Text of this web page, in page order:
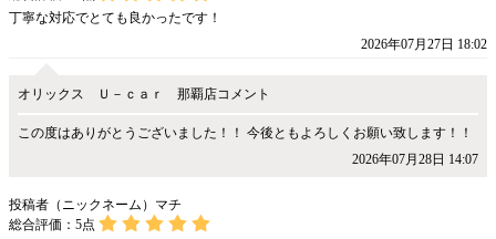
丁寧な対応でとても良かったです！
2026年07月27日 18:02
オリックス Ｕ－ｃａｒ 那覇店コメント
この度はありがとうございました！！ 今後ともよろしくお願い致します！！
2026年07月28日 14:07
投稿者（ニックネーム）マチ
総合評価： 5点